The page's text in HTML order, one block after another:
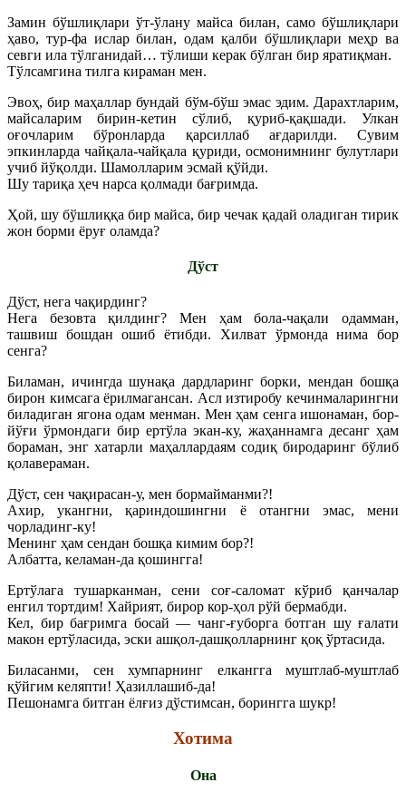
Замин бўшлиқлари ўт-ўлану майса билан, само бўшлиқлари
ҳаво, тур-фа ислар билан, одам қалби бўшлиқлари меҳр ва
севги ила тўлганидай… тўлиши керак бўлган бир яратиқман.
Тўлсамгина тилга кираман мен.
Эвоҳ, бир маҳаллар бундай бўм-бўш эмас эдим. Дарахтларим,
майсаларим бирин-кетин сўлиб, қуриб-қақшади. Улкан
оғочларим бўронларда қарсиллаб ағдарилди. Сувим
эпкинларда чайқала-чайқала қуриди, осмонимнинг булутлари
учиб йўқолди. Шамолларим эсмай қўйди.
Шу тариқа ҳеч нарса қолмади бағримда.
Ҳой, шу бўшлиққа бир майса, бир чечак қадай оладиган тирик
жон борми ёруғ оламда?
Дўст
Дўст, нега чақирдинг?
Нега безовта қилдинг? Мен ҳам бола-чақали одамман,
ташвиш бошдан ошиб ётибди. Хилват ўрмонда нима бор
сенга?
Биламан, ичингда шунақа дардларинг борки, мендан бошқа
бирон кимсага ёрилмагансан. Асл изтиробу кечинмаларингни
биладиган ягона одам менман. Мен ҳам сенга ишонаман, бор-
йўғи ўрмондаги бир ертўла экан-ку, жаҳаннамга десанг ҳам
бораман, энг хатарли маҳаллардаям содиқ биродаринг бўлиб
қолавераман.
Дўст, сен чақирасан-у, мен бормайманми?!
Ахир, укангни, қариндошингни ё отангни эмас, мени
чорладинг-ку!
Менинг ҳам сендан бошқа кимим бор?!
Албатта, келаман-да қошингга!
Ертўлага тушарканман, сени соғ-саломат кўриб қанчалар
енгил тортдим! Хайрият, бирор кор-ҳол рўй бермабди.
Кел, бир бағримга босай — чанг-ғуборга ботган шу ғалати
макон ертўласида, эски ашқол-дашқолларнинг қоқ ўртасида.
Биласанми, сен хумпарнинг елкангга муштлаб-муштлаб
қўйгим келяпти! Ҳазиллашиб-да!
Пешонамга битган ёлғиз дўстимсан, борингга шукр!
Хотима
Она